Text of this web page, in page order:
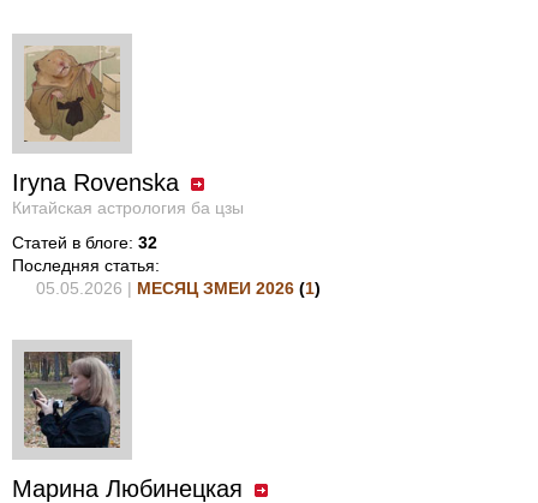
Iryna Rovenska
Китайская астрология ба цзы
Статей в блоге: 32
Последняя статья:
05.05.2026 | МЕСЯЦ ЗМЕИ 2026 (1)
Марина Любинецкая